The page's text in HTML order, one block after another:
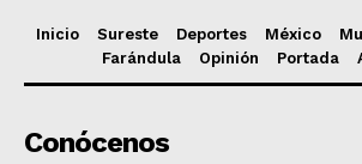
Inicio Sureste Deportes México
Farándula
Opinión Portada
Conócenos